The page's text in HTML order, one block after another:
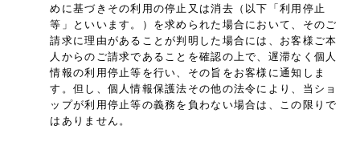
めに基づきその利用の停止又は消去（以下「利用停止
等」といいます。）を求められた場合において、そのご
請求に理由があることが判明した場合には、お客様ご本
人からのご請求であることを確認の上で、遅滞なく個人
情報の利用停止等を行い、その旨をお客様に通知しま
す。但し、個人情報保護法その他の法令により、当ショ
ップが利用停止等の義務を負わない場合は、この限りで
はありません。